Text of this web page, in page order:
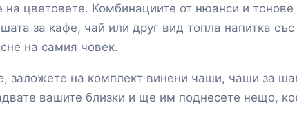
цветовете. Комбинациите от нюанси и тонове
за кафе, чай или друг вид топла напитка
на самия човек.
на комплект винени чаши, чаши за
вашите близки и ще им поднесете нещо,